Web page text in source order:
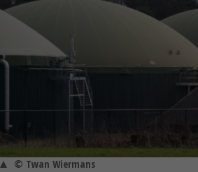
© Twan Wiermans